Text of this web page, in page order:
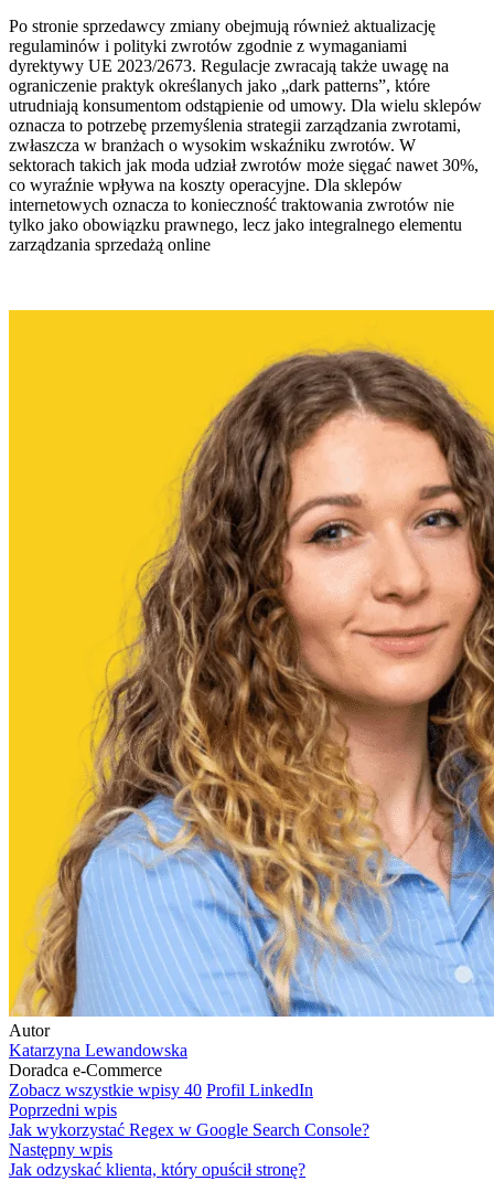
Po stronie sprzedawcy zmiany obejmują również aktualizację
regulaminów i polityki zwrotów zgodnie z wymaganiami
dyrektywy UE 2023/2673. Regulacje zwracają także uwagę na
ograniczenie praktyk określanych jako „dark patterns”, które
utrudniają konsumentom odstąpienie od umowy. Dla wielu sklepów
oznacza to potrzebę przemyślenia strategii zarządzania zwrotami,
zwłaszcza w branżach o wysokim wskaźniku zwrotów. W
sektorach takich jak moda udział zwrotów może sięgać nawet 30%,
co wyraźnie wpływa na koszty operacyjne. Dla sklepów
internetowych oznacza to konieczność traktowania zwrotów nie
tylko jako obowiązku prawnego, lecz jako integralnego elementu
zarządzania sprzedażą online
Autor
Katarzyna Lewandowska
Doradca e-Commerce
Zobacz wszystkie wpisy 40 Profil LinkedIn
Poprzedni wpis
Jak wykorzystać Regex w Google Search Console?
Następny wpis
Jak odzyskać klienta, który opuścił stronę?